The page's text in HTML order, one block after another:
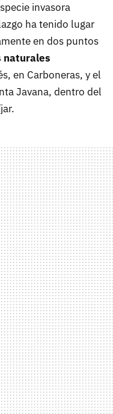
invasora
ha tenido lugar
en dos puntos
naturales
en Carboneras, y el
Javana, dentro del